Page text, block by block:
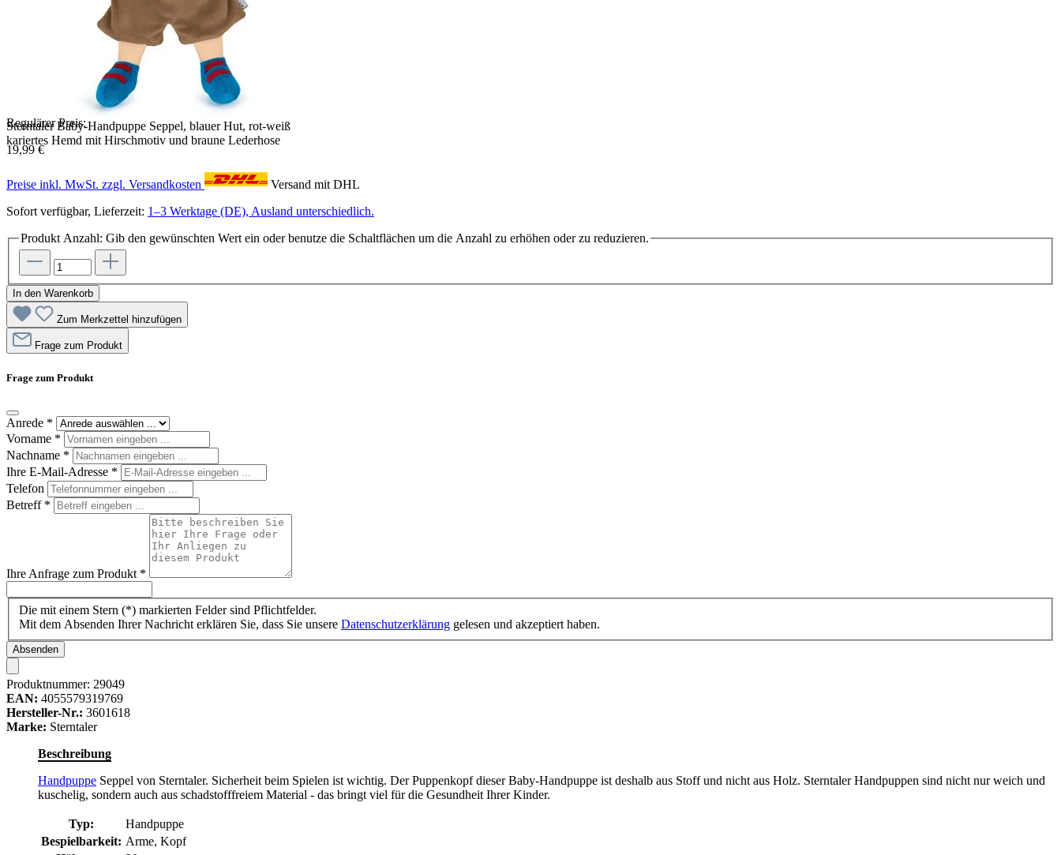
Sterntaler Baby-Handpuppe Seppel, blauer Hut, rot-weiß
kariertes Hemd mit Hirschmotiv und braune Lederhose
Regulärer Preis:
19,99 €
Preise inkl. MwSt. zzgl. Versandkosten
Versand mit DHL
Sofort verfügbar, Lieferzeit: 1–3 Werktage (DE), Ausland unterschiedlich.
Produkt Anzahl: Gib den gewünschten Wert ein oder benutze die Schaltflächen um die Anzahl zu erhöhen oder zu reduzieren.
In den Warenkorb
Zum Merkzettel hinzufügen
Frage zum Produkt
Frage zum Produkt
Anrede *
Vorname *
Nachname *
Ihre E-Mail-Adresse *
Telefon
Betreff *
Ihre Anfrage zum Produkt *
Die mit einem Stern (*) markierten Felder sind Pflichtfelder.
Mit dem Absenden Ihrer Nachricht erklären Sie, dass Sie unsere Datenschutzerklärung gelesen und akzeptiert haben.
Absenden
Produktnummer: 29049
EAN: 4055579319769
Hersteller-Nr.: 3601618
Marke: Sterntaler
Beschreibung
Handpuppe Seppel von Sterntaler. Sicherheit beim Spielen ist wichtig. Der Puppenkopf dieser Baby-Handpuppe ist deshalb aus Stoff und nicht aus Holz. Sterntaler Handpuppen sind nicht nur weich und
kuschelig, sondern auch aus schadstofffreiem Material - das bringt viel für die Gesundheit Ihrer Kinder.
Typ:
Handpuppe
Bespielbarkeit: Arme, Kopf